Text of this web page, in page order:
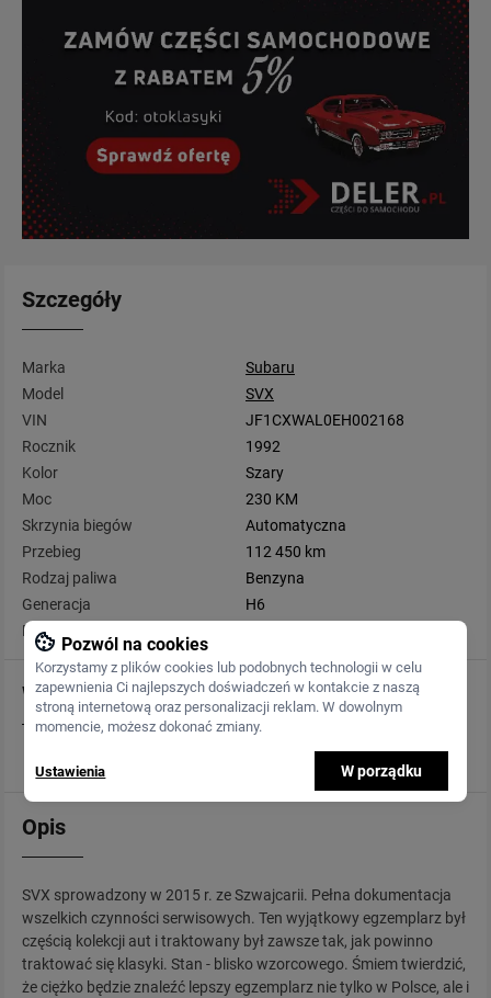
Szczegóły
Marka
Subaru
Model
SVX
VIN
JF1CXWAL0EH002168
Rocznik
1992
Kolor
Szary
Moc
230 KM
Skrzynia biegów
Automatyczna
Przebieg
112 450 km
Rodzaj paliwa
Benzyna
Generacja
H6
Pojemność
Wyposażenie
wszystko co było możliwe
Opis
SVX sprowadzony w 2015 r. ze Szwajcarii. Pełna dokumentacja
wszelkich czynności serwisowych. Ten wyjątkowy egzemplarz był
częścią kolekcji aut i traktowany był zawsze tak, jak powinno
traktować się klasyki. Stan - blisko wzorcowego. Śmiem twierdzić,
że ciężko będzie znaleźć lepszy egzemplarz nie tylko w Polsce, ale i
Pozwól na cookies
Korzystamy z plików cookies lub podobnych technologii w celu
zapewnienia Ci najlepszych doświadczeń w kontakcie z naszą
stroną internetową oraz personalizacji reklam. W dowolnym
momencie, możesz dokonać zmiany.
Ustawienia W porządku